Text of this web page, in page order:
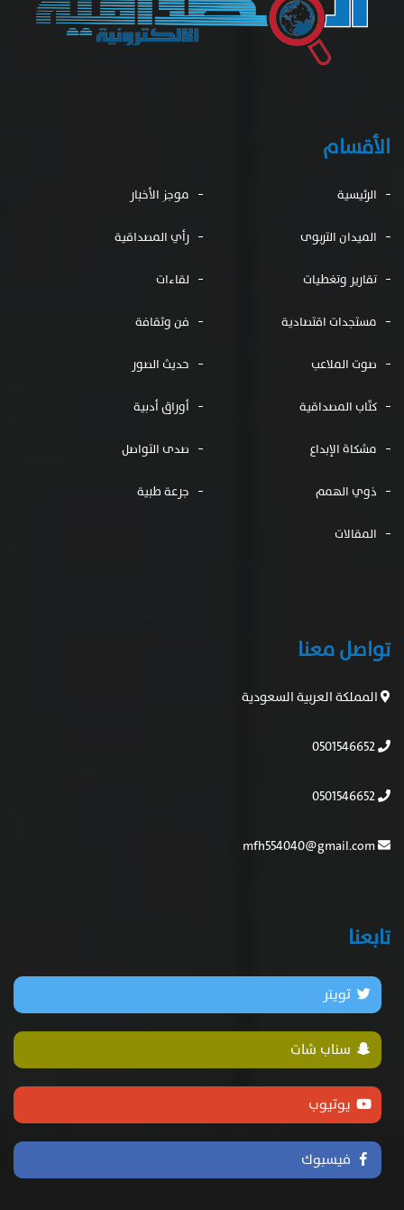
الأقسام
الرئيسية موجز الأخبار
الميدان التربوى رأي المصداقية
تقارير وتغطيات لقاءات
مستجدات اقتصادية فن وثقافة
صوت الملاعب حديث الصور
كتّاب المصداقية أوراق أدبية
مشكاة الإبداع صدى التواصل
ذوي الهمم جرعة طبية
المقالات
تواصل معنا
المملكة العربية السعودية
تابعنا
تويتر
سناب شات
يوتيوب
فيسبوك